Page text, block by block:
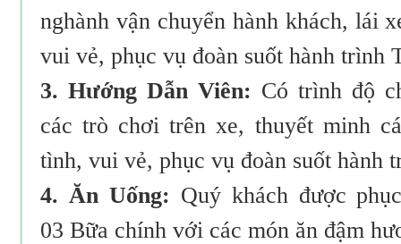
nghành vận chuyển hành khách, lái
vui vẻ, phục vụ đoàn suốt hành trình
3. Hướng Dẫn Viên: Có trình độ
các trò chơi trên xe, thuyết minh
tình, vui vẻ, phục vụ đoàn suốt hành
4. Ăn Uống: Quý khách được
03 Bữa chính với các món ăn đậm